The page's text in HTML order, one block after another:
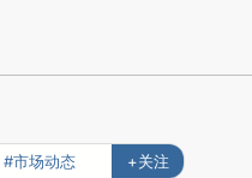
#市场动态 +关注